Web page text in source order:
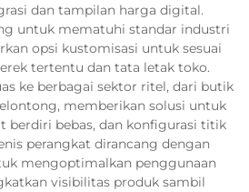
dan tampilan harga digital.
untuk mematuhi standar industri
opsi kustomisasi untuk sesuai
tertentu dan tata letak toko.
ke berbagai sektor ritel, dari butik
memberikan solusi untuk
berdiri bebas, dan konfigurasi titik
perangkat dirancang dengan
mengoptimalkan penggunaan
visibilitas produk sambil